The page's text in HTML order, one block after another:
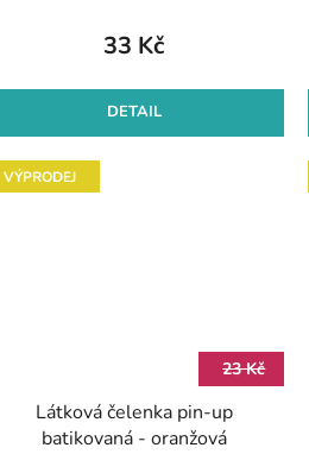
33 Kč
DETAIL
VÝPRODEJ
23 Kč
Látková čelenka pin-up
batikovaná - oranžová